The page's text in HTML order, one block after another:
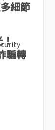
細節
！
騙轉